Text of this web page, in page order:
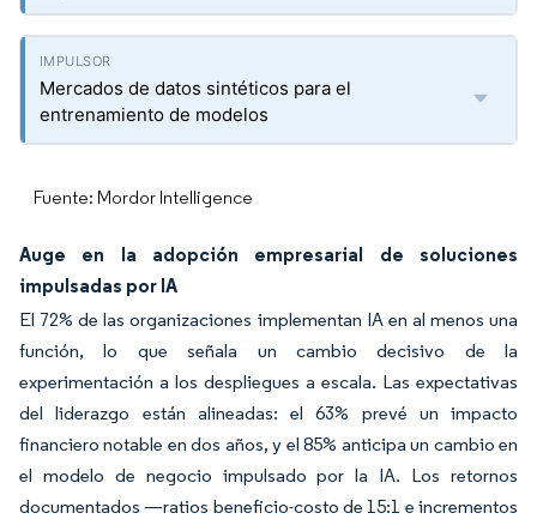
Mercados de datos sintéticos para el
entrenamiento de modelos
Fuente: Mordor Intelligence
Auge en la adopción empresarial de soluciones
impulsadas por IA
El 72% de las organizaciones implementan IA en al menos una
función, lo que señala un cambio decisivo de la
experimentación a los despliegues a escala. Las expectativas
del liderazgo están alineadas: el 63% prevé un impacto
financiero notable en dos años, y el 85% anticipa un cambio en
el modelo de negocio impulsado por la IA. Los retornos
documentados —ratios beneficio-costo de 15:1 e incrementos